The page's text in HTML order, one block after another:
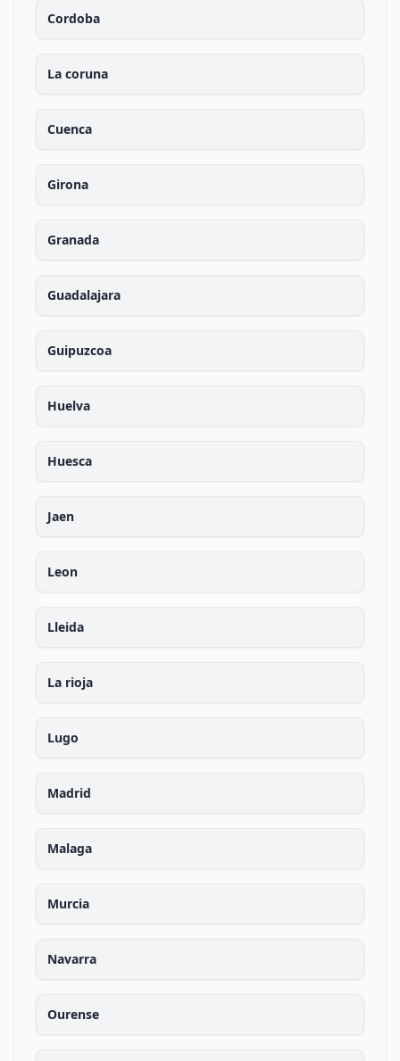
Cordoba
La coruna
Cuenca
Girona
Granada
Guadalajara
Guipuzcoa
Huelva
Huesca
Jaen
Leon
Lleida
La rioja
Lugo
Madrid
Malaga
Murcia
Navarra
Ourense